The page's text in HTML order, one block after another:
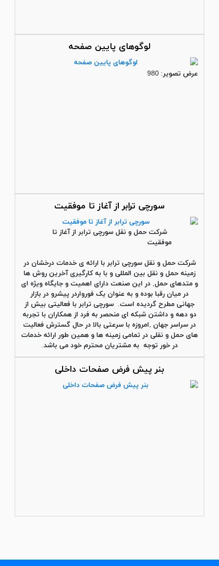
لوگوهای پایین صفحه
عرض تصویر: 980
سورچی ترابر از آغاز تا موفقیت
شرکت حمل و نقلسورچی ترابر از آغاز تا
موفقیت
شرکت حمل و نقلسورچی ترابر با ارائه ی خدمات درخشان در
زمینه حمل و نقل بین المللی و با به کارگیری آخرین روش ها
و متدهای حمل, در این صنعت دارای اهمیت و جایگاه ویژه ای
در میان رقبا بوده و به عنوان یک فورواردر پیشرو در بازار
جهانی مطرح گردیده است. سورچی ترابر با فعالیتی بیش از
دو دهه و داشتن شبکه ای منحصر به فرد از همکاران با تجربه
در سراسر جهان ,امروزه با سرعتی بالا در حال گسترش فعالیت
های حمل و نقلی در تمامی زمینه ها و همین طور ارائه خدمات
در خور توجه به مشتریان محترم خود می باشد.
بنر پیش فرض صفحات داخلی